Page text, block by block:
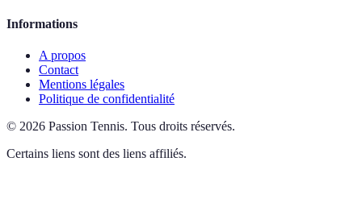
Informations
A propos
Contact
Mentions légales
Politique de confidentialité
© 2026 Passion Tennis. Tous droits réservés.
Certains liens sont des liens affiliés.